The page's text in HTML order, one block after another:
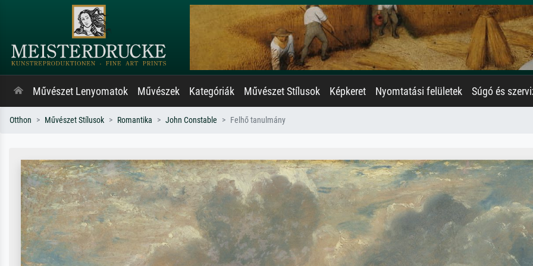
Művészet Lenyomatok Művészek Kategóriák Művészet Stílusok Képkeret Nyomtatási felületek Súgó és
Otthon Művészet Stílusok Romantika John Constable Felhő tanulmány